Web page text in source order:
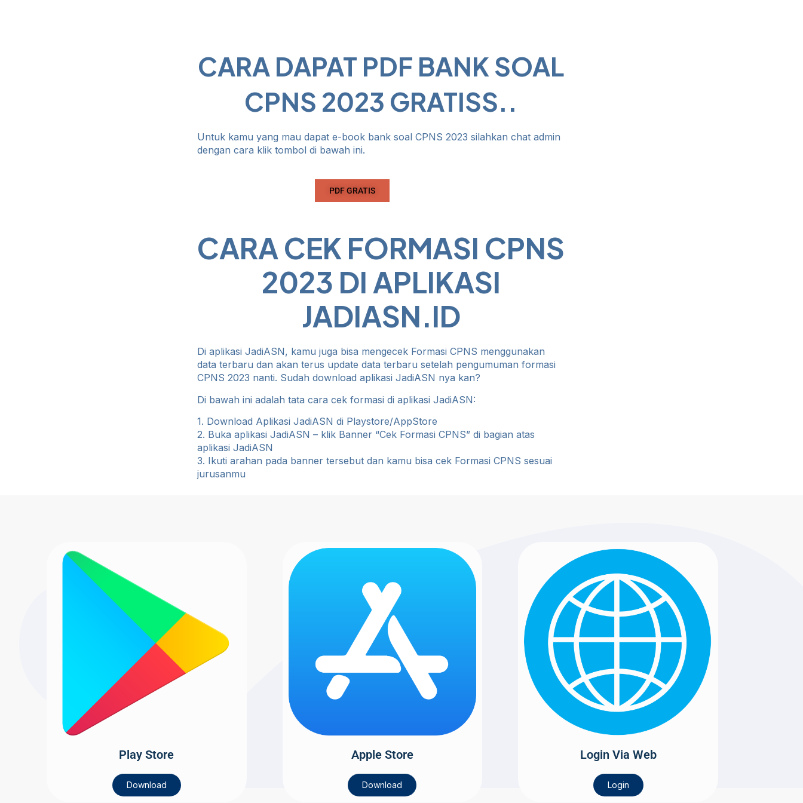
CARA DAPAT PDF BANK SOAL
CPNS 2023 GRATISS..
Untuk kamu yang mau dapat e-book bank soal CPNS 2023 silahkan chat admin
dengan cara klik tombol di bawah ini.
PDF GRATIS
CARA CEK FORMASI CPNS
2023 DI APLIKASI
JADIASN.ID
Di aplikasi JadiASN, kamu juga bisa mengecek Formasi CPNS menggunakan
data terbaru dan akan terus update data terbaru setelah pengumuman formasi
CPNS 2023 nanti. Sudah download aplikasi JadiASN nya kan?
Di bawah ini adalah tata cara cek formasi di aplikasi JadiASN:
1. Download Aplikasi JadiASN di Playstore/AppStore
2. Buka aplikasi JadiASN – klik Banner “Cek Formasi CPNS” di bagian atas
aplikasi JadiASN
3. Ikuti arahan pada banner tersebut dan kamu bisa cek Formasi CPNS sesuai
jurusanmu
Play Store
Download
Apple Store
Download
Login Via Web
Login